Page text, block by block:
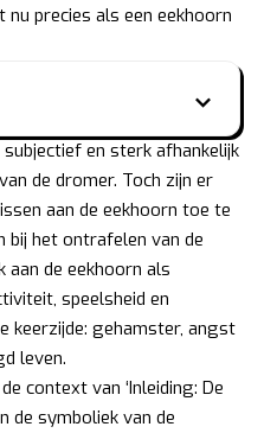
precies als een eekhoorn
en sterk afhankelijk
van de dromer. Toch zijn er
aan de eekhoorn toe te
bij het ontrafelen van de
aan de eekhoorn als
speelsheid en
keerzijde: gehamster, angst
leven.
context van ‘Inleiding: De
de symboliek van de